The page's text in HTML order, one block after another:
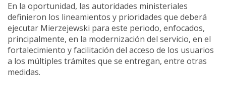
En la oportunidad, las autoridades ministeriales
definieron los lineamientos y prioridades que deberá
ejecutar Mierzejewski para este periodo, enfocados,
principalmente, en la modernización del servicio, en el
fortalecimiento y facilitación del acceso de los usuarios
a los múltiples trámites que se entregan, entre otras
medidas.